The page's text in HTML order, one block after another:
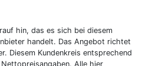
hin, das es sich bei diesem
handelt. Das Angebot richtet
Diesem Kundenkreis entsprechend
Alle hier